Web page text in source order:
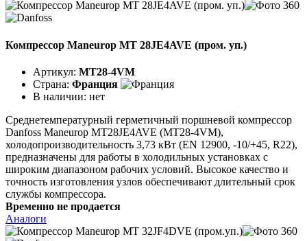
Компрессор Maneurop MT 28JE4AVE (пром. уп.)
Артикул: MT28-4VM
Страна: Франция
В наличии: нет
Среднетемпературный герметичный поршневой компрессор
Danfoss Maneurop MT28JE4AVE (MT28-4VM),
холодопроизводительность 3,73 кВт (EN 12900, -10/+45, R22),
предназначены для работы в холодильных установках с
широким диапазоном рабочих условий. Высокое качество и
точность изготовления узлов обеспечивают длительный срок
службы компрессора.
Временно не продается
Аналоги